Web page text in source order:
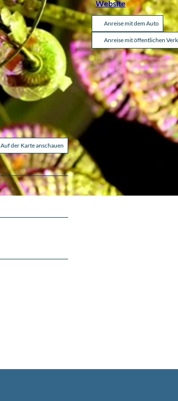
Auf der Karte anschauen
Website
Anreise mit dem Auto
Anreise mit öffentlichen